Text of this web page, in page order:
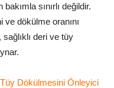
sınırlı değildir.
dökülme oranını
deri ve tüy
Dökülmesini Önleyici